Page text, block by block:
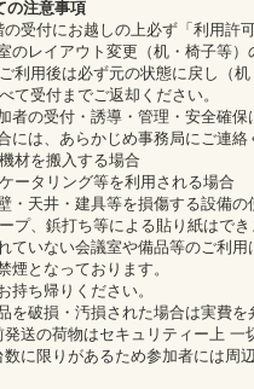
の注意事項
受付にお越しの上必ず「利用許
のレイアウト変更（机・椅子等
利用後は必ず元の状態に戻し（机
て受付までご返却ください。
者の受付・誘導・管理・安全確保
には、あらかじめ事務局にご連絡
を搬入する場合
タリング等を利用される場合
・天井・建具等を損傷する設備
プ、鋲打ち等による貼り紙はでき
ていない会議室や備品等のご利用
煙となっております。
持ち帰りください。
を破損・汚損された場合は実費を
送の荷物はセキュリティー上 一
数に限りがあるため参加者には周